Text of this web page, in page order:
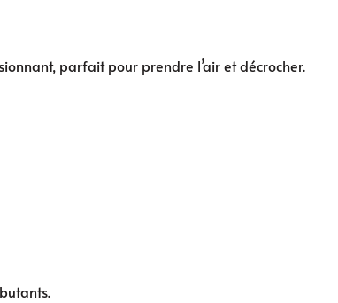
parfait pour prendre l’air et décrocher.